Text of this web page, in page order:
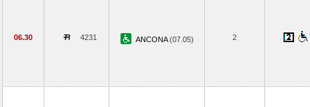
06.30 4231 ANCONA(07.05) 2